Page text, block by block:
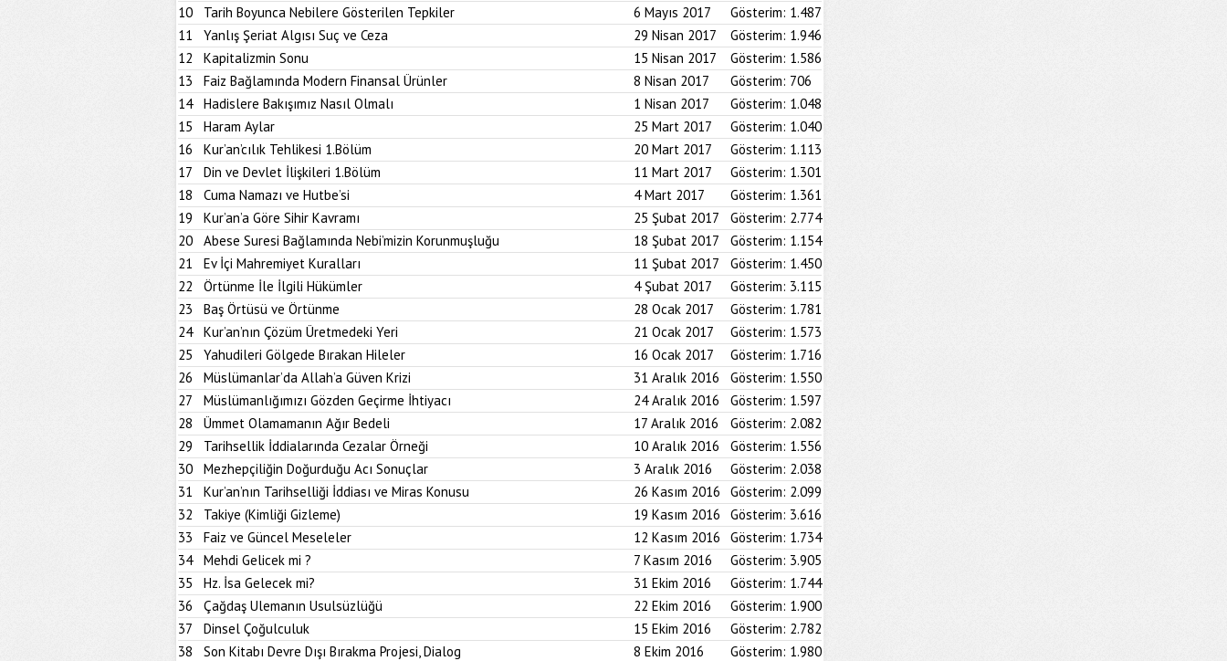
10
Tarih Boyunca Nebilere Gösterilen Tepkiler 6 Mayıs 2017 Gösterim: 1.487
11
Yanlış Şeriat Algısı Suç ve Ceza 29 Nisan 2017 Gösterim: 1.946
12
Kapitalizmin Sonu 15 Nisan 2017 Gösterim: 1.586
13
Faiz Bağlamında Modern Finansal Ürünler 8 Nisan 2017 Gösterim: 706
14
Hadislere Bakışımız Nasıl Olmalı 1 Nisan 2017 Gösterim: 1.048
15
Haram Aylar 25 Mart 2017 Gösterim: 1.040
16
Kur’an’cılık Tehlikesi 1.Bölüm 20 Mart 2017 Gösterim: 1.113
17
Din ve Devlet İlişkileri 1.Bölüm 11 Mart 2017 Gösterim: 1.301
18
Cuma Namazı ve Hutbe’si 4 Mart 2017 Gösterim: 1.361
19
Kur’an’a Göre Sihir Kavramı 25 Şubat 2017 Gösterim: 2.774
20
Abese Suresi Bağlamında Nebi’mizin Korunmuşluğu 18 Şubat 2017 Gösterim: 1.154
21
Ev İçi Mahremiyet Kuralları 11 Şubat 2017 Gösterim: 1.450
22
Örtünme İle İlgili Hükümler 4 Şubat 2017 Gösterim: 3.115
23
Baş Örtüsü ve Örtünme 28 Ocak 2017 Gösterim: 1.781
24
Kur’an’nın Çözüm Üretmedeki Yeri 21 Ocak 2017 Gösterim: 1.573
25
Yahudileri Gölgede Bırakan Hileler 16 Ocak 2017 Gösterim: 1.716
26
Müslümanlar’da Allah’a Güven Krizi 31 Aralık 2016 Gösterim: 1.550
27
Müslümanlığımızı Gözden Geçirme İhtiyacı 24 Aralık 2016 Gösterim: 1.597
28
Ümmet Olamamanın Ağır Bedeli 17 Aralık 2016 Gösterim: 2.082
29
Tarihsellik İddialarında Cezalar Örneği 10 Aralık 2016 Gösterim: 1.556
30
Mezhepçiliğin Doğurduğu Acı Sonuçlar 3 Aralık 2016 Gösterim: 2.038
31
Kur’an’nın Tarihselliği İddiası ve Miras Konusu 26 Kasım 2016 Gösterim: 2.099
32
Takiye (Kimliği Gizleme) 19 Kasım 2016 Gösterim: 3.616
33
Faiz ve Güncel Meseleler 12 Kasım 2016 Gösterim: 1.734
34
Mehdi Gelicek mi ? 7 Kasım 2016 Gösterim: 3.905
35
Hz. İsa Gelecek mi? 31 Ekim 2016 Gösterim: 1.744
36
Çağdaş Ulemanın Usulsüzlüğü 22 Ekim 2016 Gösterim: 1.900
37
Dinsel Çoğulculuk 15 Ekim 2016 Gösterim: 2.782
38
Son Kitabı Devre Dışı Bırakma Projesi, Dialog 8 Ekim 2016 Gösterim: 1.980